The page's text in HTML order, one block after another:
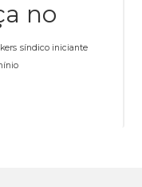
no
síndico iniciante